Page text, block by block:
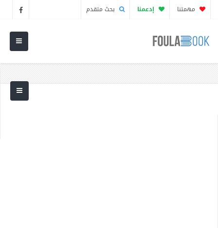
مهمتنا إدعمنا بحث متقدم